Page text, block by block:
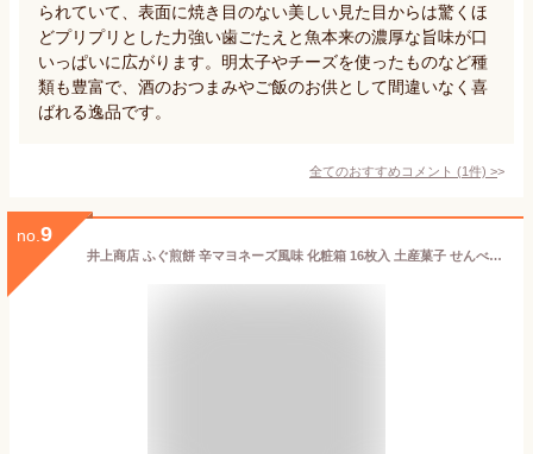
られていて、表面に焼き目のない美しい見た目からは驚くほ
どプリプリとした力強い歯ごたえと魚本来の濃厚な旨味が口
いっぱいに広がります。明太子やチーズを使ったものなど種
類も豊富で、酒のおつまみやご飯のお供として間違いなく喜
ばれる逸品です。
全てのおすすめコメント (1件) >
no. 9
井上商店 ふぐ煎餅 辛マヨネーズ風味 化粧箱 16枚入 土産菓子 せんべい ふぐ煎餅 山口 お土産 山口銘菓